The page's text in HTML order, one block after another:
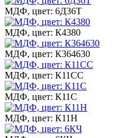
МДФ, цвет: 6Д36Т
МДФ, цвет: К4380
МДФ, цвет: К364630
МДФ, цвет: К11СС
МДФ, цвет: К11С
МДФ, цвет: К11Н